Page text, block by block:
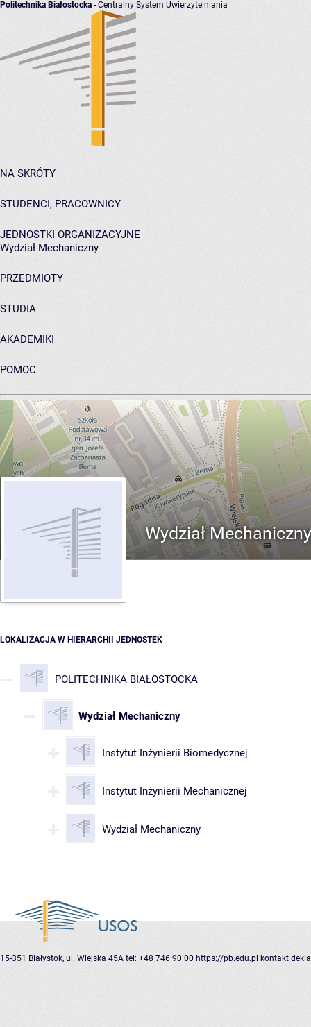
Politechnika Białostocka - Centralny System Uwierzytelniania
NA SKRÓTY
STUDENCI, PRACOWNICY
JEDNOSTKI ORGANIZACYJNE
Wydział Mechaniczny
PRZEDMIOTY
STUDIA
AKADEMIKI
POMOC
ARCHIWUM PRAC DYPLOMOWYCH
Wydział Mechaniczny
LOKALIZACJA W HIERARCHII JEDNOSTEK
POLITECHNIKA BIAŁOSTOCKA
Wydział Mechaniczny
Instytut Inżynierii Biomedycznej
Instytut Inżynierii Mechanicznej
Wydział Mechaniczny
15-351 Białystok, ul. Wiejska 45A tel: +48 746 90 00 https://pb.edu.pl kontakt